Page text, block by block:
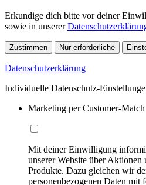
Erkundige dich bitte vor deiner
sowie in unserer
Zustimmen Nur erforderliche
Datenschutzerklärung
Individuelle Datenschutz-
Marketing per Customer-Match
Mit deiner Einwilligung
unserer Website über Aktionen
Produkte. Dazu gleichen wir
personenbezogenen Daten mit